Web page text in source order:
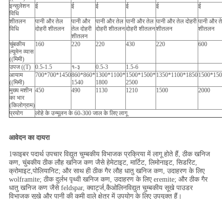
इन्सुलेशन
विधि
ई ई ई ई ई ई
शीतलन
विधि
पानी और तेल
दोहरी शीतलन
पानी और
तेल दोहरी
शीतलन
पानी और तेल
दोहरी शीतलन
पानी और तेल
दोहरी शीतलन
पानी और तेल दोहरी
शीतलन
पानी और
शीतलन
चुंबकीय
ल्यूमेन व्यास
((मिमी)
160 220 220 430 220 600
उपज ((T) 0.5-1.5 १-३ 0.5-3
1.5-6
आयाम
((मिमी)
700*700*1450860*860*
1540
1300*1100*
1800
1500*1500*
2500
1350*1100*1850
मुख्य मशीन
का भार
(किलोग्राम)
450 490 1130 1210 1500 2000
प्रयोग लोहे के उन्मूलन के 60-300 जाल के लिए लागू
आवेदन का दायरा
1फाइबर पदार्थ उपचार विद्युत चुम्बकीय विभाजक प्रक्रिया में लागू होते हैं, ठीक खनिज
कण, चुंबकीय ठीक लौह खनिज कण जैसे हेमेटाइट, मार्टिट, लिमोनाइट, सिडरिट,
क्रोमाइट,पोलियानिट; और साथ ही ठीक गैर लौह धातु खनिज कण, उदाहरण के लिए
wolframite; ठीक दुर्लभ पृथ्वी खनिज कण, उदाहरण के लिए eremite; और ठीक गैर
धातु खनिज कण जैसे feldspar, क्वार्ट्ज,कैओलिनविद्युत चुम्बकीय सूखे पाउडर
विभाजक सूखे और पानी की कमी वाले क्षेत्र में उपयोग के लिए उपयुक्त हैं।